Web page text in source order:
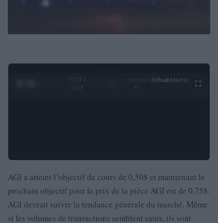
0:24 /
4:27
Ad hubMedia
AGI a atteint l’objectif de cours de 0,50$ et maintenant le
prochain objectif pour le prix de la pièce AGI est de 0,75$.
AGI devrait suivre la tendance générale du marché. Même
si les volumes de transactions semblent sains, ils sont